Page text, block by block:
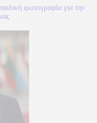
φωτογραφία για την